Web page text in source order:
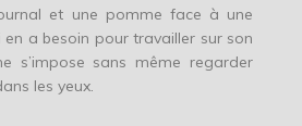
et une pomme face à une
a besoin pour travailler sur son
s’impose sans même regarder
les yeux.